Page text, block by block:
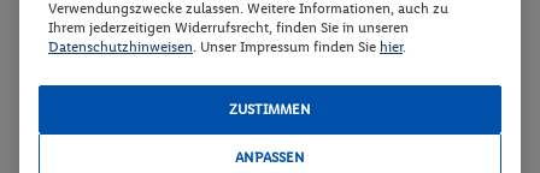
Standard Zimmer mit 2 Einzelbetten -
Zimmerdetails
Verwendungszwecke zulassen. Weitere Informationen, auch zu
Ihrem jederzeitigen Widerrufsrecht, finden Sie in unseren
Datenschutzhinweisen. Unser Impressum finden Sie hier.
ZUSTIMMEN
ANPASSEN